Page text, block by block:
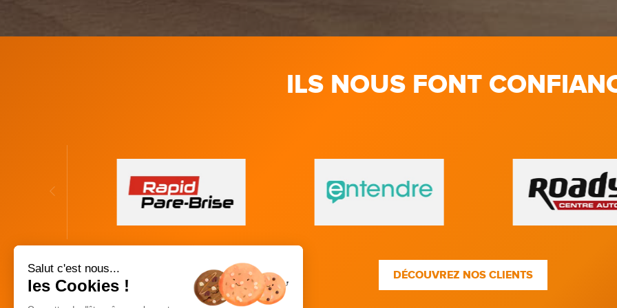
ILS NOUS FONT
DÉCOUVREZ NOS CLIENTS
Salut c'est nous...
les Cookies !